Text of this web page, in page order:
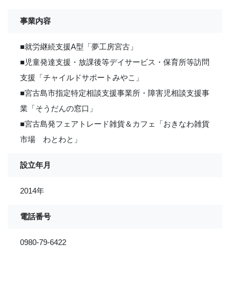
事業内容
■就労継続支援A型「夢工房宮古」
■児童発達支援・放課後等デイサービス・保育所等訪問
支援「チャイルドサポートみやこ」
■宮古島市指定特定相談支援事業所・障害児相談支援事
業「そうだんの窓口」
■宮古島発フェアトレード雑貨＆カフェ「おきなわ雑貨
市場 わとわと」
設立年月
2014年
電話番号
0980-79-6422